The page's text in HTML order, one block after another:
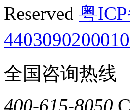
Reserved 粤
全国咨询热线
400-615-8050